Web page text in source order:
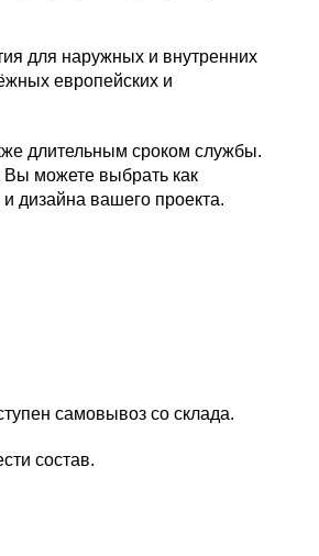
для наружных и внутренних
европейских и
длительным сроком службы.
Вы можете выбрать как
дизайна вашего проекта.
самовывоз со склада.
состав.